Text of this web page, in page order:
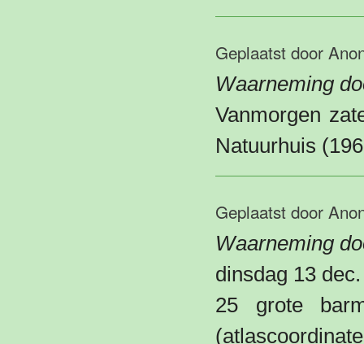
Geplaatst door
Waarneming
Vanmorgen
Natuurhuis
Geplaatst door
Waarneming
dinsdag 13 dec.
25 grote